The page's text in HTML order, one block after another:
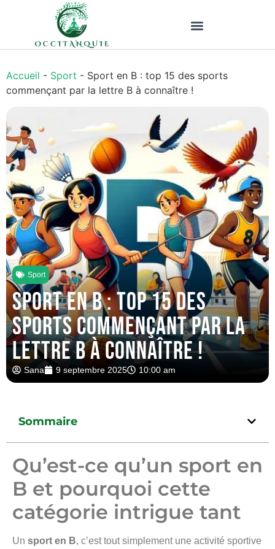
Accueil - Sport - Sport en B : top 15 des sports
commençant par la lettre B à connaître !
Sport
Sport en B : top 15 des
sports commençant par la
lettre B à connaître !
Sana 9 septembre 2025 10:00 am
Sommaire
Qu’est-ce qu’un sport en
B et pourquoi cette
catégorie intrigue tant
Un sport en B, c’est tout simplement une activité sportive